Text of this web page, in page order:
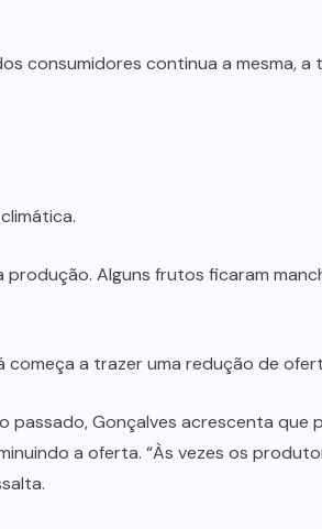
consumidores continua a mesma, a
Alguns frutos ficaram
a trazer uma redução de
passado, Gonçalves acrescenta que
a oferta. “Às vezes os